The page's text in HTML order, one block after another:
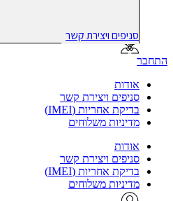
סניפים ויצירת קשר
התחבר
אודות
סניפים ויצירת קשר
בדיקת אחריות (IMEI)
מדיניות משלוחים
אודות
סניפים ויצירת קשר
בדיקת אחריות (IMEI)
מדיניות משלוחים